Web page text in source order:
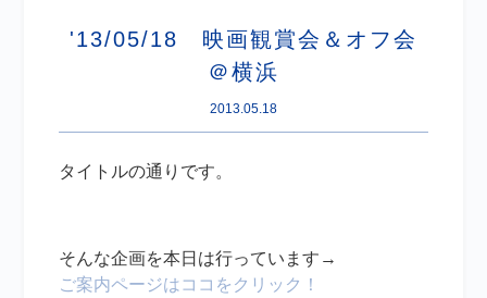
'13/05/18 映画観賞会＆オフ会
＠横浜
2013.05.18
タイトルの通りです。
そんな企画を本日は行っています→
ご案内ページはココをクリック！